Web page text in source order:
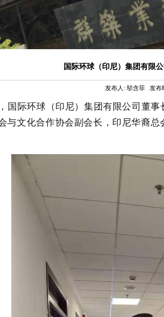
国际环球（印尼）集团有限
发布人: 邬含菲 发布
国际环球（印尼）集团有限公司董
与文化合作协会副会长，印尼华裔